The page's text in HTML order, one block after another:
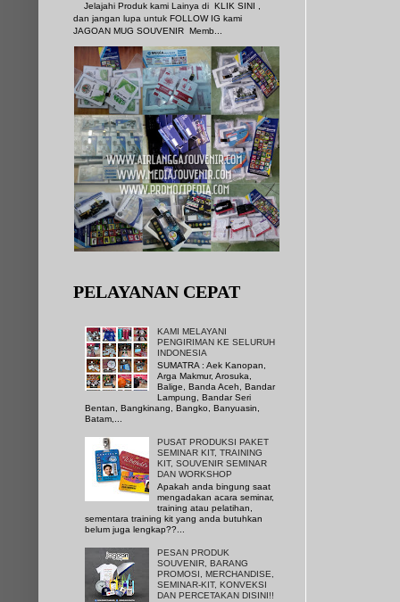
Jelajahi Produk kami Lainya di KLIK SINI ,
dan jangan lupa untuk FOLLOW IG kami
JAGOAN MUG SOUVENIR Memb...
PELAYANAN CEPAT
KAMI MELAYANI
PENGIRIMAN KE SELURUH
INDONESIA
SUMATRA : Aek Kanopan,
Arga Makmur, Arosuka,
Balige, Banda Aceh, Bandar
Lampung, Bandar Seri
Bentan, Bangkinang, Bangko, Banyuasin,
Batam,...
PUSAT PRODUKSI PAKET
SEMINAR KIT, TRAINING
KIT, SOUVENIR SEMINAR
DAN WORKSHOP
Apakah anda bingung saat
mengadakan acara seminar,
training atau pelatihan,
sementara training kit yang anda butuhkan
belum juga lengkap??...
PESAN PRODUK
SOUVENIR, BARANG
PROMOSI, MERCHANDISE,
SEMINAR-KIT, KONVEKSI
DAN PERCETAKAN DISINI!!